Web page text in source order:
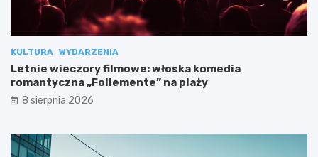
KULTURA WYDARZENIA
Letnie wieczory filmowe: włoska komedia
romantyczna „Follemente” na plaży
8 sierpnia 2026